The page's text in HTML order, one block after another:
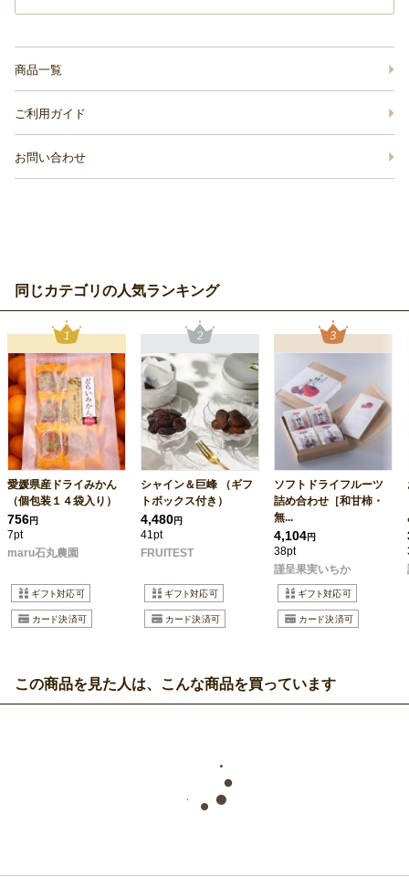
商品一覧
ご利用ガイド
お問い合わせ
同じカテゴリの人気ランキング
愛媛県産ドライみかん
（個包装１４袋入り）
756円
7pt
maru石丸農園
シャイン＆巨峰 （ギフ
トボックス付き）
4,480円
41pt
FRUITEST
ソフトドライフルーツ
詰め合わせ［和甘柿・
無...
4,104円
38pt
謹呈果実いちか
この商品を見た人は、こんな商品を買っています